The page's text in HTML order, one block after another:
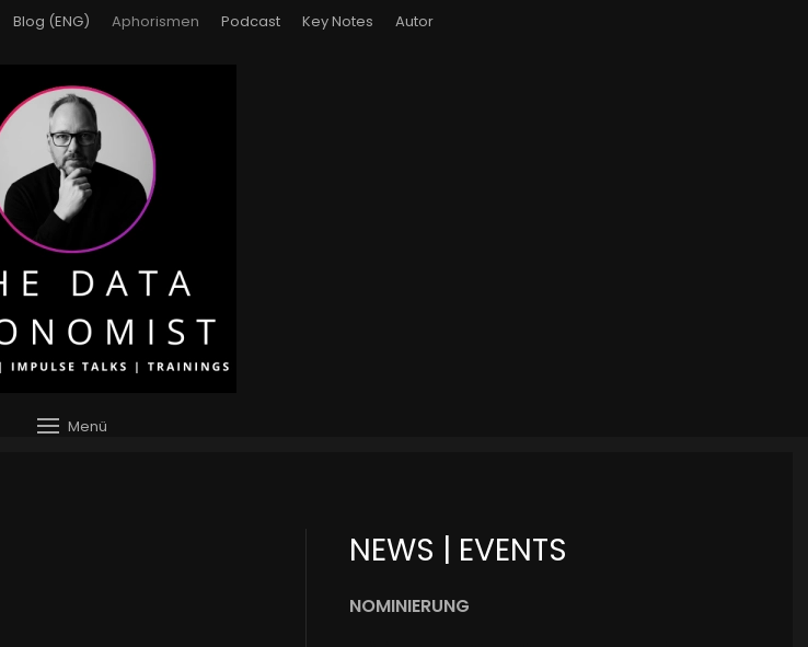
Blog (ENG) Aphorismen Podcast Key Notes Autor
Menü
NEWS | EVENTS
NOMINIERUNG